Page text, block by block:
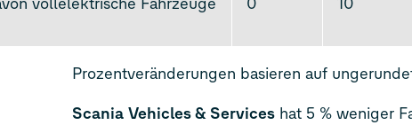
Prozentveränderungen basieren auf
Scania Vehicles & Serviceshat 5 % weniger